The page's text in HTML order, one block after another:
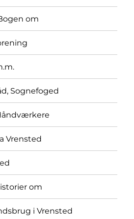
om
Sognefoged
Vrensted
om
i Vrensted